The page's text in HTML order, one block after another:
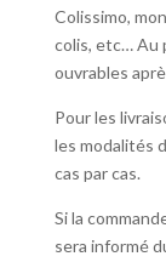
Colissimo,
colis, etc… Au
ouvrables
Pour les
les modalités
cas par cas.
Si la
sera informé